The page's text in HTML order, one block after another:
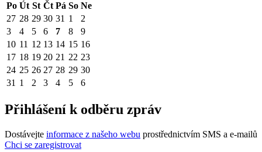
Po Út St Čt Pá So Ne
27 28 29 30 31 1
2
3
4 5 6 7 8
9
10 11 12 13 14 15 16
17 18 19 20 21 22 23
24 25 26 27 28 29 30
31 1 2 3 4 5 6
Přihlášení k odběru zpráv
Dostávejte informace z našeho webu prostřednictvím SMS a e-mailů
Chci se zaregistrovat